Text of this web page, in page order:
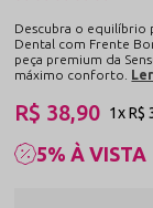
Descubra o equilíbrio
Dental com Frente
peça premium da
máximo conforto.
5% À VISTA
R$ 38,90 1xR$